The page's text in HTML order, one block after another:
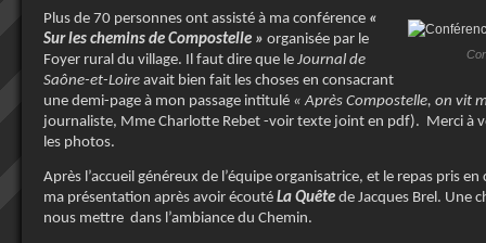
Plus de 70 personnes ont assisté à ma conférence «
Sur les chemins de Compostelle » organisée par le
Foyer rural du village. Il faut dire que le Journal de
Saône-et-Loire avait bien fait les choses en consacrant
une demi-page à mon passage intitulé « Après Compostelle, on vit
journaliste, Mme Charlotte Rebet -voir texte joint en pdf). Merci à
les photos.
Après l’accueil généreux de l’équipe organisatrice, et le repas pris
ma présentation après avoir écouté La Quête de Jacques Brel. Une
nous mettre dans l’ambiance du Chemin.